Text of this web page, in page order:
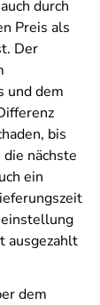
durch
Preis als
Der
und dem
bis
nächste
ein
ausgezahlt
dem